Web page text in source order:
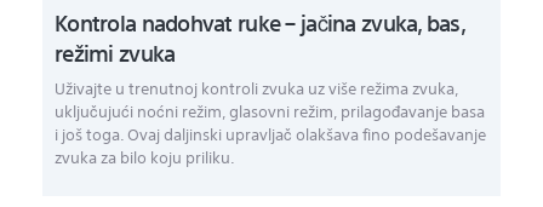
Kontrola nadohvat ruke – jačina zvuka, bas,
režimi zvuka
Uživajte u trenutnoj kontroli zvuka uz više režima zvuka,
uključujući noćni režim, glasovni režim, prilagođavanje basa
i još toga. Ovaj daljinski upravljač olakšava fino podešavanje
zvuka za bilo koju priliku.